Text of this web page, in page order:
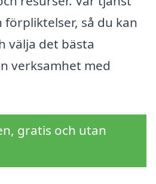
så du kan
välja det bästa
verksamhet med
gratis och utan